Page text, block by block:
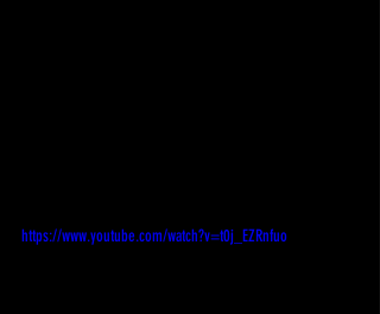
https://www.youtube.com/watch?v=t0j_EZRnfuo